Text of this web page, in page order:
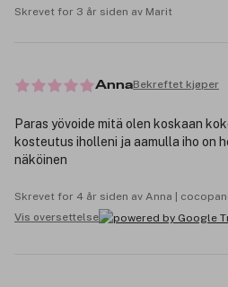
Skrevet for 3 år siden av Marit
AnnaBekreftet kjøper
Paras yövoide mitä olen koskaan
kosteutus iholleni ja aamulla iho on
näköinen
Skrevet for 4 år siden av Anna |
Vis oversettelse